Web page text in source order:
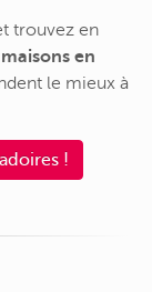
trouvez en
en
le mieux à
!